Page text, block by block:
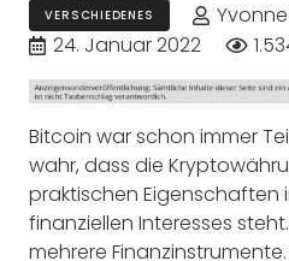
VERSCHIEDENES
24. Januar 2022
Bitcoin war schon immer
wahr, dass die
praktischen Eigenschaften
finanziellen Interesses
mehrere